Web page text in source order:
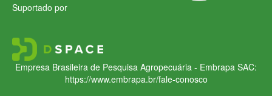
Suportado por
Empresa Brasileira de Pesquisa Agropecuária - Embrapa SAC:
https://www.embrapa.br/fale-conosco